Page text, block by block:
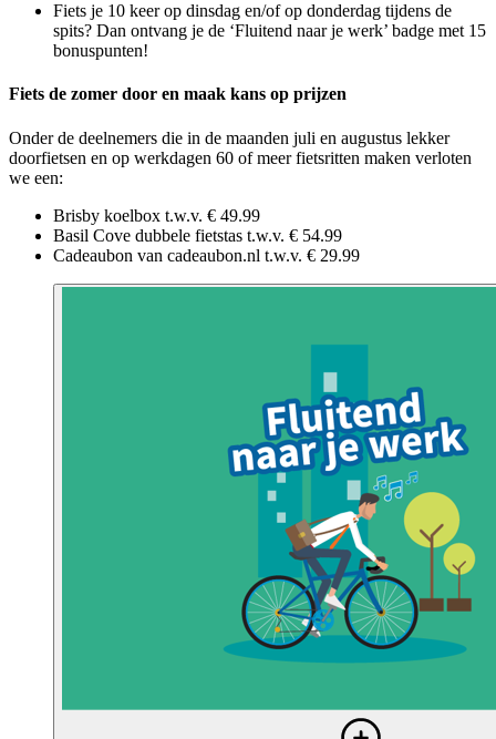
Fiets je 10 keer op dinsdag en/of op donderdag tijdens de
spits? Dan ontvang je de ‘Fluitend naar je werk’ badge met 15
bonuspunten!
Fiets de zomer door en maak kans op prijzen
Onder de deelnemers die in de maanden juli en augustus lekker
doorfietsen en op werkdagen 60 of meer fietsritten maken verloten
we een:
Brisby koelbox t.w.v. € 49.99
Basil Cove dubbele fietstas t.w.v. € 54.99
Cadeaubon van cadeaubon.nl t.w.v. € 29.99